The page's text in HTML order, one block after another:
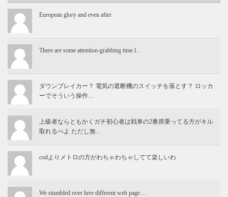
European glory and even after
There are some attention-grabbing time l…
ダウンブレイカー？ 電気の遮断機のスイッチを落とす？ ロッカ
ーでそういう操作…
上級者ならともかくガチ初心者は戦車の2番席乗ってる方がキル
取れるべよ ただし無…
codよりメトロの方がわちゃわちゃしてて楽しいわ
We stumbled over hrre different web page…